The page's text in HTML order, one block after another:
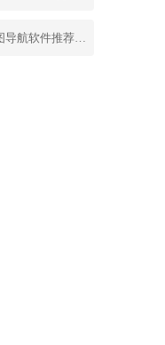
地图导航软件推荐下载安装手机版